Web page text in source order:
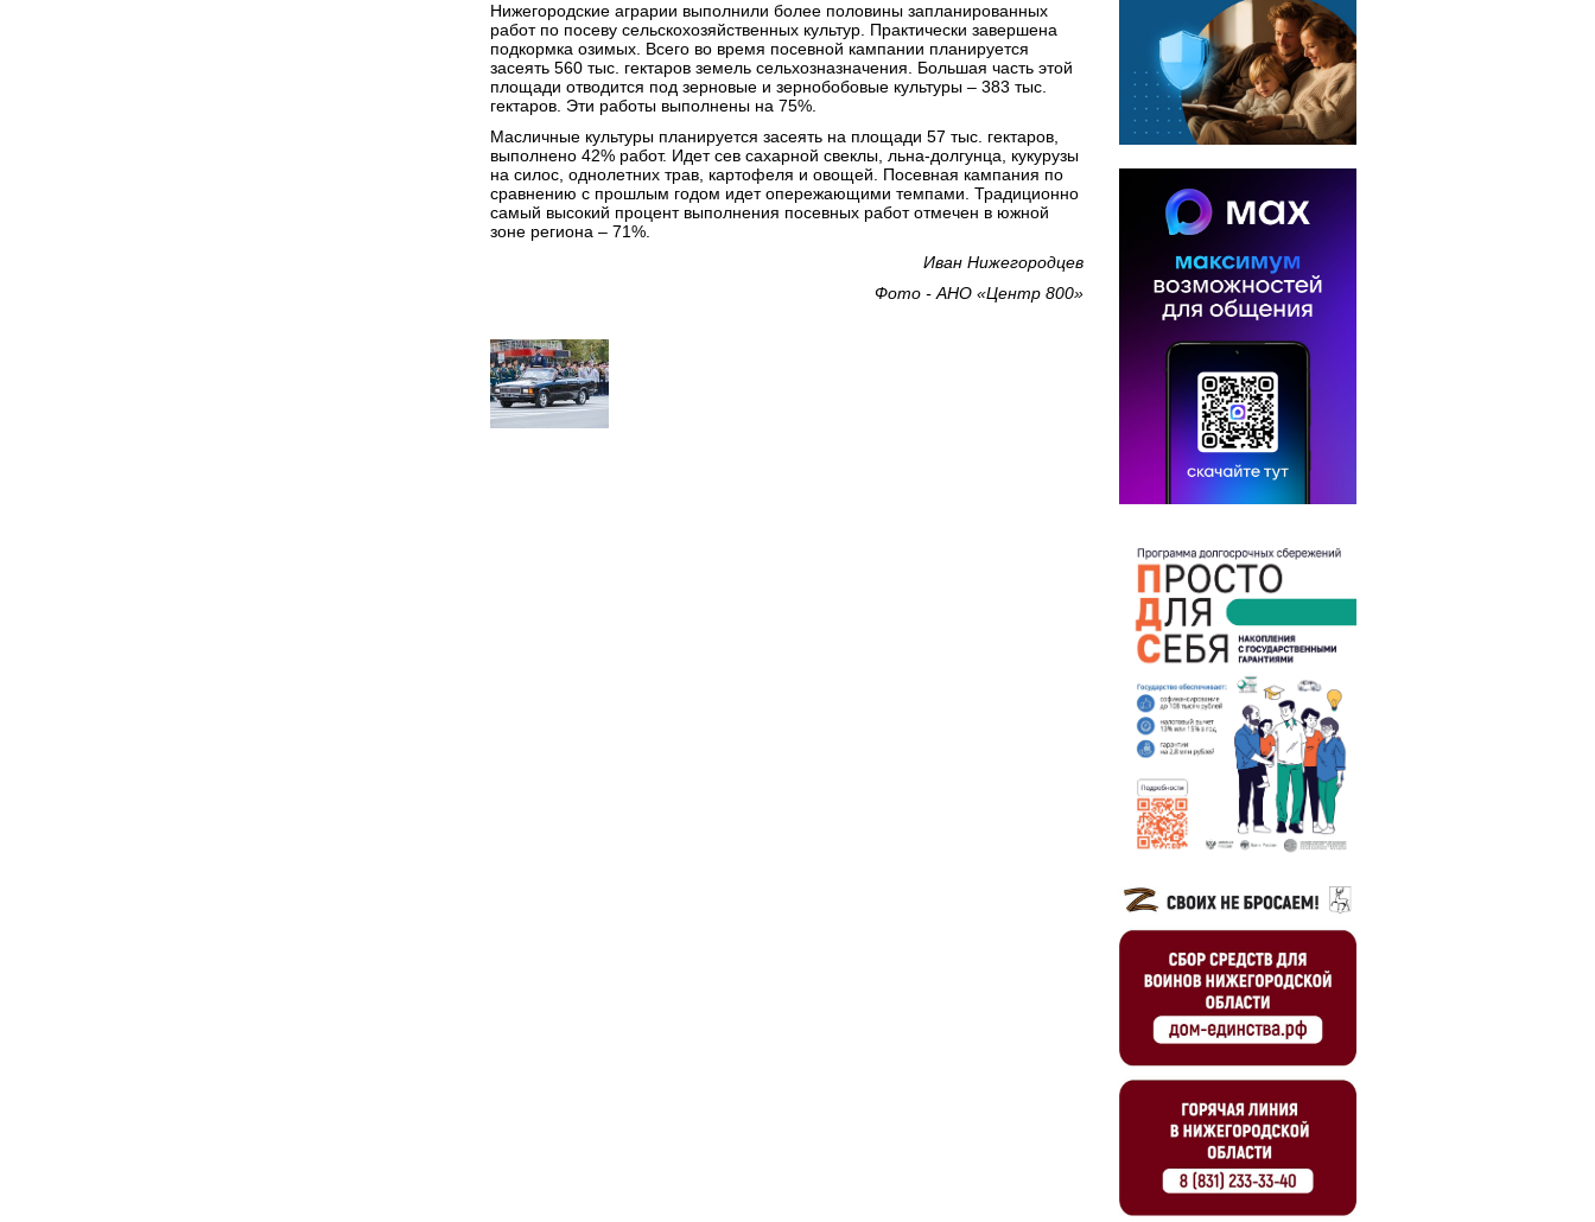
Нижегородские аграрии выполнили более половины запланированных
работ по посеву сельскохозяйственных культур. Практически завершена
подкормка озимых. Всего во время посевной кампании планируется
засеять 560 тыс. гектаров земель сельхозназначения. Большая часть этой
площади отводится под зерновые и зернобобовые культуры – 383 тыс.
гектаров. Эти работы выполнены на 75%.
Масличные культуры планируется засеять на площади 57 тыс. гектаров,
выполнено 42% работ. Идет сев сахарной свеклы, льна-долгунца, кукурузы
на силос, однолетних трав, картофеля и овощей. Посевная кампания по
сравнению с прошлым годом идет опережающими темпами. Традиционно
самый высокий процент выполнения посевных работ отмечен в южной
зоне региона – 71%.
Иван Нижегородцев
Фото - АНО «Центр 800»